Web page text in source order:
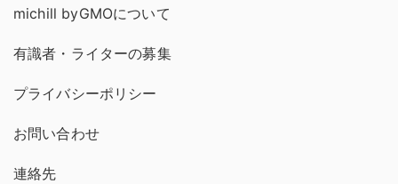
michill byGMOについて
有識者・ライターの募集
プライバシーポリシー
お問い合わせ
連絡先